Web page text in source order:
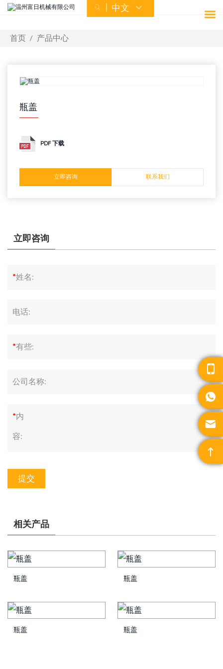
关于富日
产品中心
服务中心
新闻中心
中文 

首页 产品中心
瓶盖
PDF 下载
立即咨询 联系我们
立即咨询
*姓名:
电话:
*有些:
公司名称:
*内
容:
提交
相关产品
瓶盖 瓶盖
瓶盖 瓶盖



